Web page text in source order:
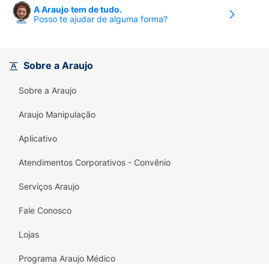
A Araujo tem de tudo.
Posso te ajudar de alguma forma?
Sobre a Araujo
Sobre a Araujo
Araujo Manipulação
Aplicativo
Atendimentos Corporativos - Convênio
Serviços Araujo
Fale Conosco
Lojas
Programa Araujo Médico